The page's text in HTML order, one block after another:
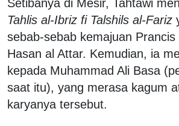
Setibanya di Mesir, Tahtawi
Tahlis al-Ibriz fi Talshils al-Fariz
sebab-sebab kemajuan
Hasan al Attar. Kemudian, ia
kepada Muhammad Ali Basa
saat itu), yang merasa kagum
karyanya tersebut.